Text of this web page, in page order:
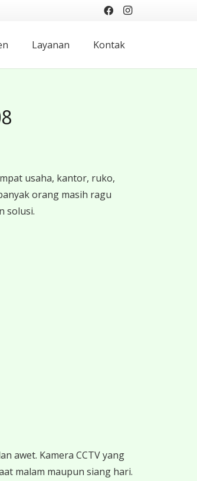
Layanan Kontak
usaha, kantor, ruko,
orang masih ragu
solusi.
awet. Kamera CCTV yang
malam maupun siang hari.